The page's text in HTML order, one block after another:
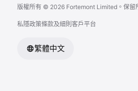
版權所有 © 2026 Fortemont Limited。保留
私隱政策條款及細則 客戶平台
繁體中文